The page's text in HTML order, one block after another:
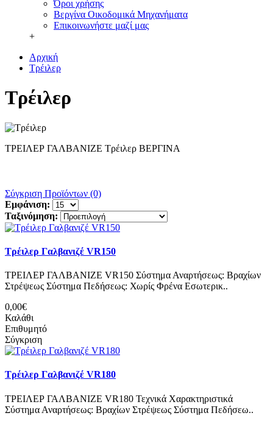
Όροι χρήσης
Βεργίνα Οικοδομικά Μηχανήματα
Επικοινωνήστε μαζί μας
+
Αρχική
Τρέιλερ
Τρέιλερ
ΤΡΕΙΛΕΡ ΓΑΛΒΑΝΙΖΕ Τρέιλερ ΒΕΡΓΙΝΑ
Σύγκριση Προϊόντων (0)
Εμφάνιση:
Ταξινόμηση:
Τρέιλερ Γαλβανιζέ VR150
ΤΡΕΙΛΕΡ ΓΑΛΒΑΝΙΖΕ VR150 Σύστημα Αναρτήσεως: Βραχίων
Στρέψεως Σύστημα Πεδήσεως: Χωρίς Φρένα Εσωτερικ..
0,00€
Καλάθι
Επιθυμητό
Σύγκριση
Τρέιλερ Γαλβανιζέ VR180
ΤΡΕΙΛΕΡ ΓΑΛΒΑΝΙΖΕ VR180 Τεχνικά Χαρακτηριστικά
Σύστημα Αναρτήσεως: Βραχίων Στρέψεως Σύστημα Πεδήσεω..